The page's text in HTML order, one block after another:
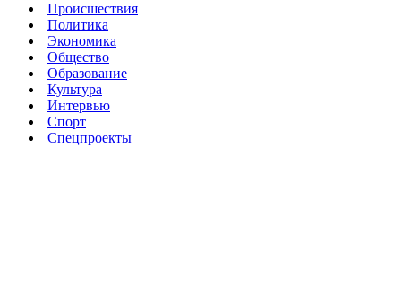
Происшествия
Политика
Экономика
Общество
Образование
Культура
Интервью
Спорт
Спецпроекты